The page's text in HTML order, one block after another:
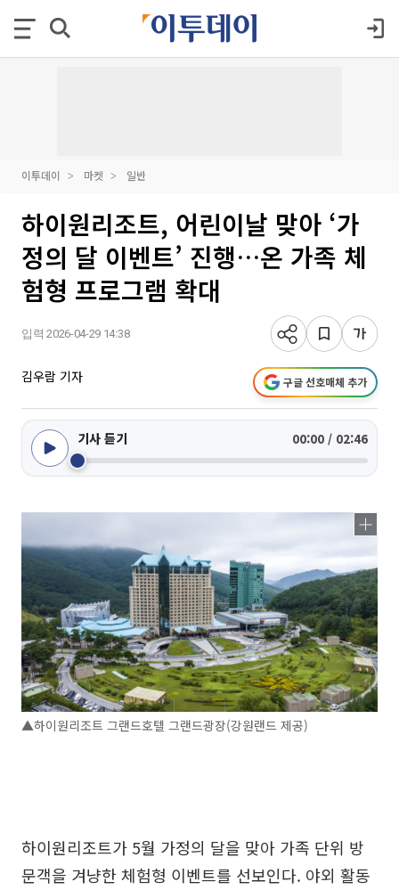
이투데이 마켓 일반
하이원리조트, 어린이날 맞아 ‘가
정의 달 이벤트’ 진행…온 가족 체
험형 프로그램 확대
입력 2026-04-29 14:38
김우람 기자 구글 선호매체 추가
기사 듣기 00:00 / 02:46
▲하이원리조트 그랜드호텔 그랜드광장(강원랜드 제공)
하이원리조트가 5월 가정의 달을 맞아 가족 단위 방
문객을 겨냥한 체험형 이벤트를 선보인다. 야외 활동